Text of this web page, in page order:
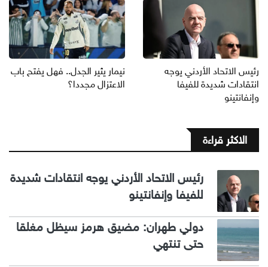
رئيس الاتحاد الأردني يوجه
انتقادات شديدة للفيفا
وإنفانتينو
نيمار يثير الجدل.. فهل يفتح باب
الاعتزال مجددا؟
الاكثر قراءة
رئيس الاتحاد الأردني يوجه انتقادات شديدة
للفيفا وإنفانتينو
دولي طهران: مضيق هرمز سيظل مغلقا
حتى تنتهي